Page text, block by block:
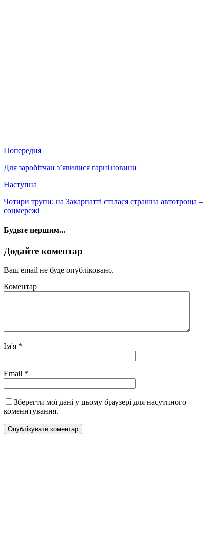
Попередня
Для заробітчан з’явилися гарні новини
Наступна
Чотири трупи: на Закарпатті сталася страшна автотроща –
соцмережі
Будьте першим...
Додайте коментар
Ваш email не буде опубліковано.
Коментар
Ім'я *
Email *
Зберегти мої дані у цьому браузері для насутпного
коменнтування.